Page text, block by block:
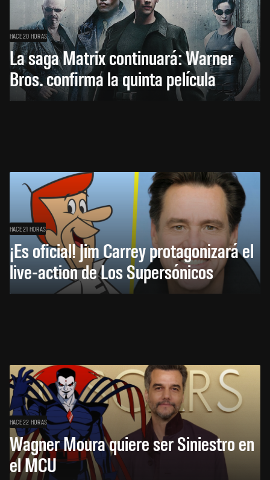
HACE 20 HORAS
La saga Matrix continuará: Warner
Bros. confirma la quinta película
HACE 21 HORAS
¡Es oficial! Jim Carrey protagonizará el
live-action de Los Supersónicos
HACE 22 HORAS
Wagner Moura quiere ser Siniestro en
el MCU